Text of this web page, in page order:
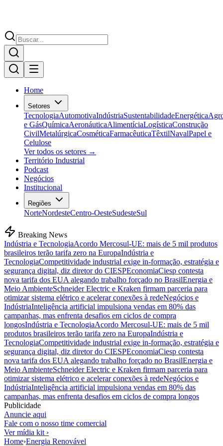
Home
Setores
TecnologiaAutomotivaIndústriaSustentabilidadeEnergética
e GásQuímicaAeronáuticaAlimentíciaLogísticaConstrução
CivilMetalúrgicaCosméticaFarmacêuticaTêxtilNavalPapel e
Celulose
Ver todos os setores →
Território Industrial
Podcast
Negócios
Institucional
Regiões
NorteNordesteCentro-OesteSudesteSul
Breaking News
Indústria e TecnologiaAcordo Mercosul-UE: mais de 5 mil produtos
brasileiros terão tarifa zero na EuropaIndústria e
TecnologiaCompetitividade industrial exige in-formação, estratégia e
segurança digital, diz diretor do CIESPEconomiaCiesp contesta
nova tarifa dos EUA alegando trabalho forçado no BrasilEnergia e
Meio AmbienteSchneider Electric e Kraken firmam parceria para
otimizar sistema elétrico e acelerar conexões à redeNegócios e
IndústriaInteligência artificial impulsiona vendas em 80% das
campanhas, mas enfrenta desafios em ciclos de compra
longosIndústria e TecnologiaAcordo Mercosul-UE: mais de 5 mil
produtos brasileiros terão tarifa zero na EuropaIndústria e
TecnologiaCompetitividade industrial exige in-formação, estratégia e
segurança digital, diz diretor do CIESPEconomiaCiesp contesta
nova tarifa dos EUA alegando trabalho forçado no BrasilEnergia e
Meio AmbienteSchneider Electric e Kraken firmam parceria para
otimizar sistema elétrico e acelerar conexões à redeNegócios e
IndústriaInteligência artificial impulsiona vendas em 80% das
campanhas, mas enfrenta desafios em ciclos de compra longos
Publicidade
Anuncie aqui
Fale com o nosso time comercial
Ver mídia kit ›
Home›Energia Renovável